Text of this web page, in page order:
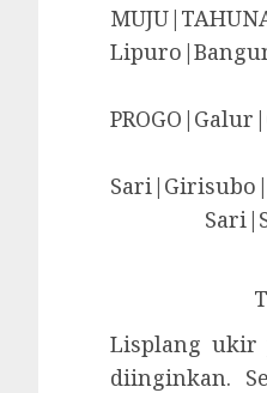
Lisplang ukir
diinginkan.